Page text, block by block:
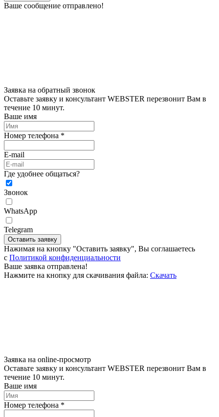
Ваше сообщение отправлено!
Заявка на обратный звонок
Оставьте заявку и консультант WEBSTER перезвонит Вам в
течение 10 минут.
Ваше имя
Номер телефона *
E-mail
Где удобнее общаться?
Звонок
WhatsApp
Telegram
Оставить заявку
Нажимая на кнопку "Оставить заявку", Вы соглашаетесь
c Политикой конфиденциальности
Ваше заявка отправлена!
Нажмите на кнопку для скачивания файла: Скачать
Заявка на online-просмотр
Оставьте заявку и консультант WEBSTER перезвонит Вам в
течение 10 минут.
Ваше имя
Номер телефона *